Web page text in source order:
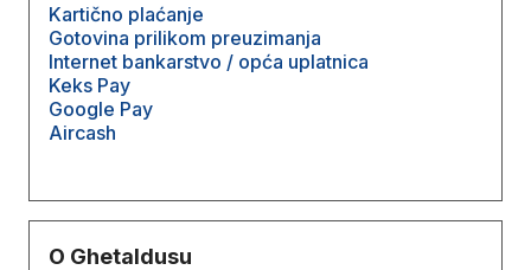
Kartično plaćanje
Gotovina prilikom preuzimanja
Internet bankarstvo / opća uplatnica
Keks Pay
Google Pay
Aircash
O Ghetaldusu